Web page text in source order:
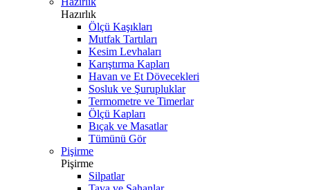
Hazırlık
Ölçü Kaşıkları
Mutfak Tartıları
Kesim Levhaları
Karıştırma Kapları
Havan ve Et Dövecekleri
Sosluk ve Şurupluklar
Termometre ve Timerlar
Ölçü Kapları
Bıçak ve Masatlar
Tümünü Gör
Pişirme
Pişirme
Silpatlar